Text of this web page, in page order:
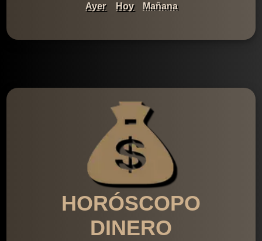
Ayer Hoy Mañana
HORÓSCOPO
DINERO